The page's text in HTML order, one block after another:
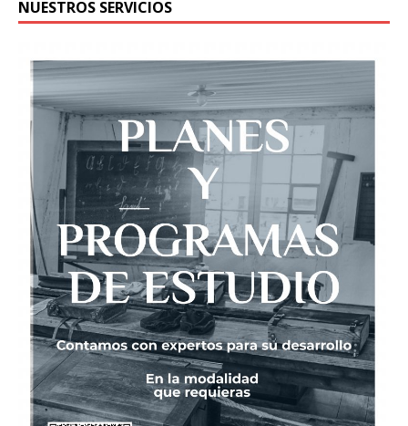
NUESTROS SERVICIOS